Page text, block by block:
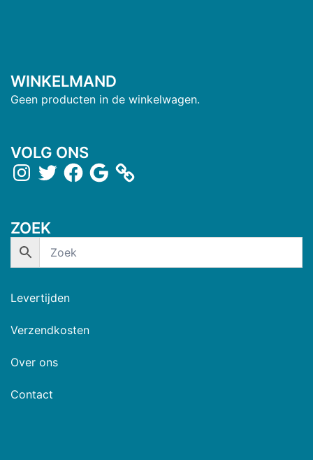
WINKELMAND
Geen producten in de winkelwagen.
VOLG ONS
ZOEK
Levertijden
Verzendkosten
Over ons
Contact